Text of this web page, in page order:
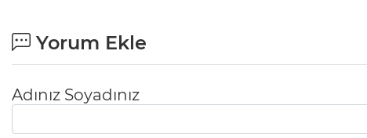
Yorum Ekle
Adınız Soyadınız